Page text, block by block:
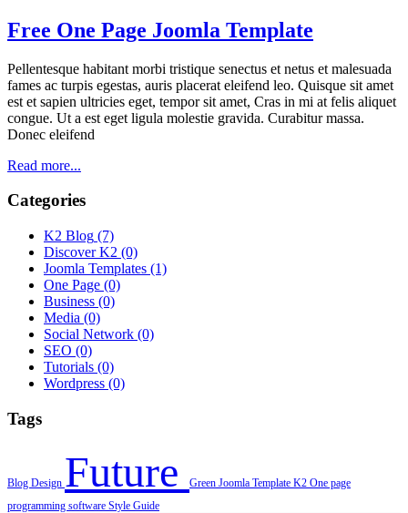
Free One Page Joomla Template
Pellentesque habitant morbi tristique senectus et netus et malesuada
fames ac turpis egestas, auris placerat eleifend leo. Quisque sit amet
est et sapien ultricies eget, tempor sit amet, Cras in mi at felis aliquet
congue. Ut a est eget ligula molestie gravida. Curabitur massa.
Donec eleifend
Read more...
Categories
K2 Blog (7)
Discover K2 (0)
Joomla Templates (1)
One Page (0)
Business (0)
Media (0)
Social Network (0)
SEO (0)
Tutorials (0)
Wordpress (0)
Tags
Blog Design Future Green Joomla Template K2 One page
programming software Style Guide